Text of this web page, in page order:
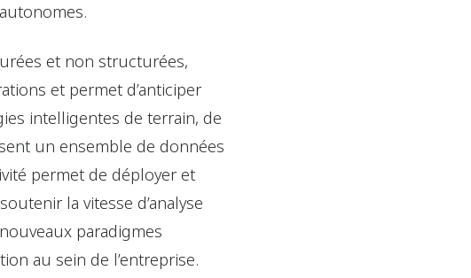
et non structurées,
et permet d’anticiper
intelligentes de terrain, de
un ensemble de données
permet de déployer et
la vitesse d’analyse
paradigmes
au sein de l’entreprise.